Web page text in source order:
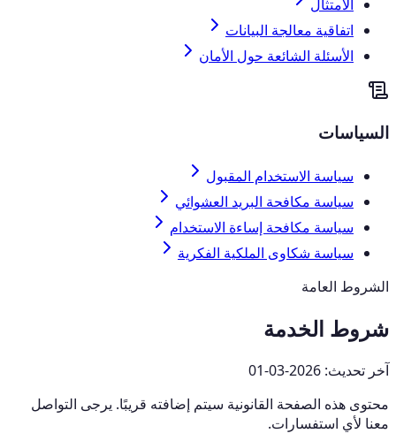
الامتثال
اتفاقية معالجة البيانات
الأسئلة الشائعة حول الأمان
السياسات
سياسة الاستخدام المقبول
سياسة مكافحة البريد العشوائي
سياسة مكافحة إساءة الاستخدام
سياسة شكاوى الملكية الفكرية
الشروط العامة
شروط الخدمة
آخر تحديث: 2026-03-01
محتوى هذه الصفحة القانونية سيتم إضافته قريبًا. يرجى التواصل
معنا لأي استفسارات.